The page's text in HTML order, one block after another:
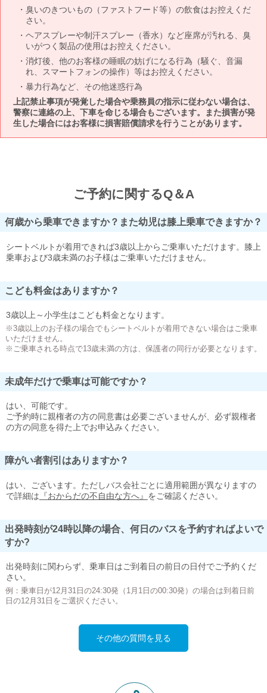
臭いのきついもの（ファストフード等）の飲食はお控えくだ
さい。
ヘアスプレーや制汗スプレー（香水）など座席が汚れる、臭
いがつく製品の使用はお控えください。
消灯後、他のお客様の睡眠の妨げになる行為（騒ぐ、音漏
れ、スマートフォンの操作）等はお控えください。
暴力行為など、その他迷惑行為
上記禁止事項が発覚した場合や乗務員の指示に従わない場合は、
警察に連絡の上、下車を命じる場合もございます。また損害が発
生した場合にはお客様に損害賠償請求を行うことがあります。
ご予約に関するQ＆A
何歳から乗車できますか？また幼児は膝上乗車できますか？
シートベルトが着用できれば3歳以上からご乗車いただけます。膝上
乗車および3歳未満のお子様はご乗車いただけません。
こども料金はありますか？
3歳以上～小学生はこども料金となります。
※3歳以上のお子様の場合でもシートベルトが着用できない場合はご乗車
いただけません。
※ご乗車される時点で13歳未満の方は、保護者の同行が必要となります。
未成年だけで乗車は可能ですか？
はい、可能です。
ご予約時に親権者の方の同意書は必要ございませんが、必ず親権者
の方の同意を得た上でお申込みください。
障がい者割引はありますか？
はい、ございます。ただしバス会社ごとに適用範囲が異なりますの
で詳細は 『おからだの不自由な方へ』 をご確認ください。
出発時刻が24時以降の場合、何日のバスを予約すればよいで
すか?
出発時刻に関わらず、乗車日はご到着日の前日の日付でご予約くだ
さい。
例：乗車日が12月31日の24:30発（1月1日の00:30発）の場合は到着日前
日の12月31日をご選択ください。
その他の質問を見る